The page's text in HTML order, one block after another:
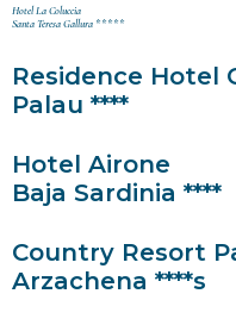
Hotel La Coluccia
Santa Teresa Gallura *****
Residence Hotel
Palau ****
Hotel Airone
Baja Sardinia ****
Country Resort
Arzachena ****s